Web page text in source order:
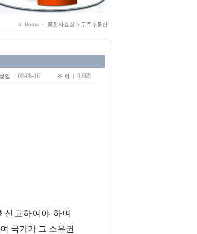
종합자료실 > 무주부동산
09-08-16 9,689
신고하여야 하며
여 국가가 그 소유권